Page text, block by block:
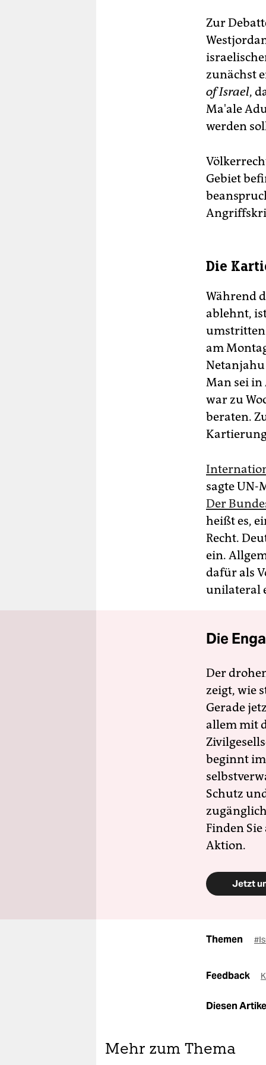
Zur
zunächst
of Israel,
Ma'ale
werden
Gebiet
Die
Während
ablehnt,
am
Netanjahu
Man sei in
war zu
beraten.
Kartierung
sagte UN-
Der
heißt es,
Recht.
ein.
dafür als
unilateral
Die
Der
zeigt, wie
Gerade
allem mit
beginnt
Schutz
Finden
Aktion.
Jetzt
Themen
Feedback
Diesen
Mehr zum Thema